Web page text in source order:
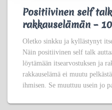
Positiivinen self
rakkauselämän –
Oletko sinkku ja kyllästynyt
Näin positiivinen self talk
löytämään itsearvostuksen ja
rakkauselämä ei muutu
ihmisen. Se muuttuu usein jo